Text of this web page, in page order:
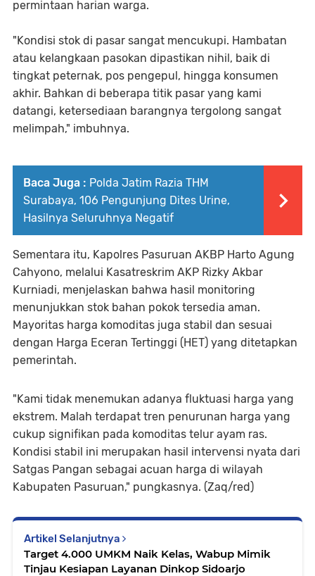
permintaan harian warga.
"Kondisi stok di pasar sangat mencukupi. Hambatan
atau kelangkaan pasokan dipastikan nihil, baik di
tingkat peternak, pos pengepul, hingga konsumen
akhir. Bahkan di beberapa titik pasar yang kami
datangi, ketersediaan barangnya tergolong sangat
melimpah," imbuhnya.
Baca Juga : Polda Jatim Razia THM
Surabaya, 106 Pengunjung Dites Urine,
Hasilnya Seluruhnya Negatif
Sementara itu, Kapolres Pasuruan AKBP Harto Agung
Cahyono, melalui Kasatreskrim AKP Rizky Akbar
Kurniadi, menjelaskan bahwa hasil monitoring
menunjukkan stok bahan pokok tersedia aman.
Mayoritas harga komoditas juga stabil dan sesuai
dengan Harga Eceran Tertinggi (HET) yang ditetapkan
pemerintah.
"Kami tidak menemukan adanya fluktuasi harga yang
ekstrem. Malah terdapat tren penurunan harga yang
cukup signifikan pada komoditas telur ayam ras.
Kondisi stabil ini merupakan hasil intervensi nyata dari
Satgas Pangan sebagai acuan harga di wilayah
Kabupaten Pasuruan," pungkasnya. (Zaq/red)
Artikel Selanjutnya
Target 4.000 UMKM Naik Kelas, Wabup Mimik
Tinjau Kesiapan Layanan Dinkop Sidoarjo